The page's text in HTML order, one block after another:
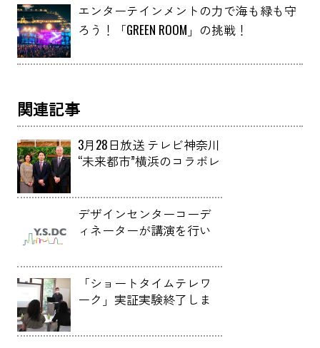
エンターテインメントの力で海も緑も守
ろう！「GREEN ROOM」の挑戦！
関連記事
3月28日放送 テレビ神奈川
“未来都市”横浜のコラボレ
信時が出演しました。
デザインセンターコーデ
ィネーターが講演を行い
「ショートタイムテレワ
ーク」実証実験終了しま